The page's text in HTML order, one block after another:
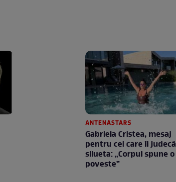
ANTENASTARS
Gabriela Cristea, mesaj
pentru cei care îi judecă
silueta: „Corpul spune o
poveste”